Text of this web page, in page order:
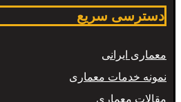
دسترسی سریع
معماری ایرانی
نمونه خدمات معماری
مقالات معماری